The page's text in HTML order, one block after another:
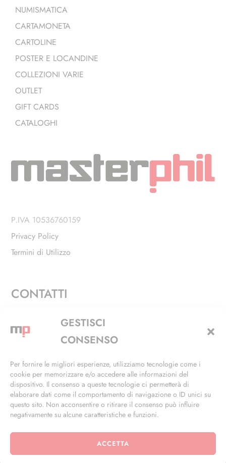
GESTISCI
CONSENSO
Per fornire le migliori esperienze, utilizziamo tecnologie come i
cookie per memorizzare e/o accedere alle informazioni del
dispositivo. Il consenso a queste tecnologie ci permetterà di
elaborare dati come il comportamento di navigazione o ID unici su
questo sito. Non acconsentire o ritirare il consenso può influire
negativamente su alcune caratteristiche e funzioni.
ACCETTA
NUMISMATICA
CARTAMONETA
CARTOLINE
POSTER E LOCANDINE
COLLEZIONI VARIE
OUTLET
GIFT CARDS
CATALOGHI
P.IVA 10536760159
Privacy Policy
Termini di Utilizzo
CONTATTI
Via Alfieri, 27 - Trezzano Sul Naviglio (MI)
+39 02 4846 3155
info@masterphil.it